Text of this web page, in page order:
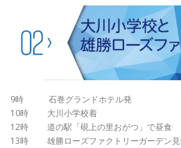
9時 石巻グランドホテル発
10時 大川小学校着
12時 道の駅「硯上の里おがつ」で昼食
13時 雄勝ローズファクトリーガーデン